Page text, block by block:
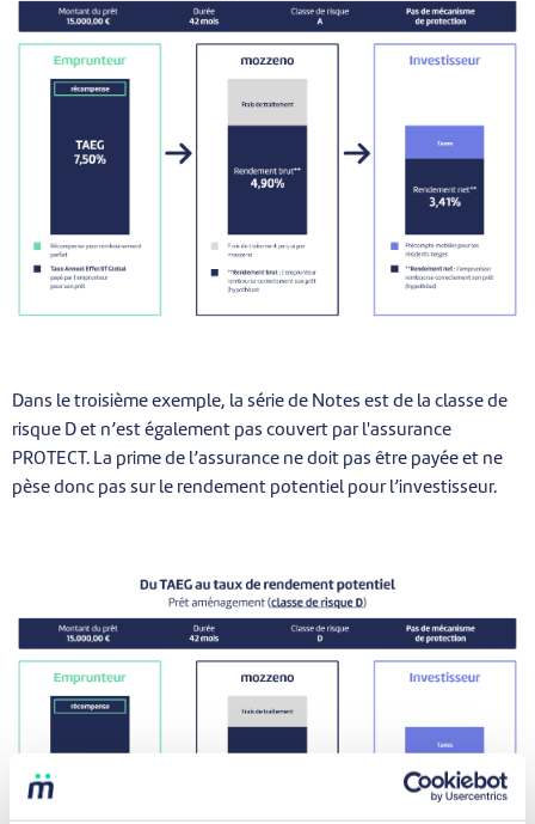
Dans le troisième exemple, la série de Notes est de la classe de
risque D et n’est également pas couvert par l'assurance
PROTECT. La prime de l’assurance ne doit pas être payée et ne
pèse donc pas sur le rendement potentiel pour l’investisseur.